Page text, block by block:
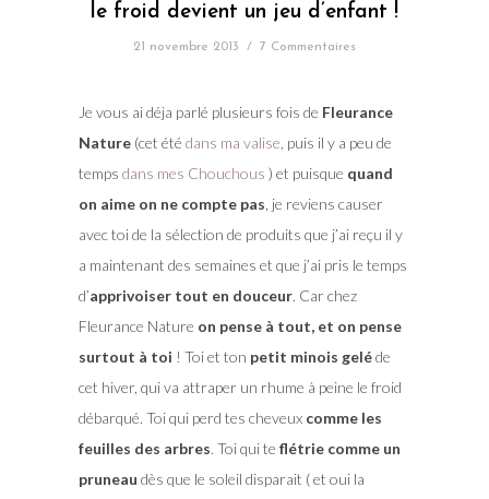
le froid devient un jeu d’enfant !
21 novembre 2013 / 7 Commentaires
Je vous ai déja parlé plusieurs fois de Fleurance
Nature(cet été dans ma valise, puis il y a peu de
temps dans mes Chouchous ) et puisque quand
on aime on ne compte pas, je reviens causer
avec toi de la sélection de produits que j’ai reçu il y
a maintenant des semaines et que j’ai pris le temps
d’apprivoiser tout en douceur. Car chez
Fleurance Nature on pense à tout, et on pense
surtout à toi ! Toi et ton petit minois geléde
cet hiver, qui va attraper un rhume à peine le froid
débarqué. Toi qui perd tes cheveux comme les
feuilles des arbres. Toi qui te flétrie comme un
pruneau dès que le soleil disparait ( et oui la